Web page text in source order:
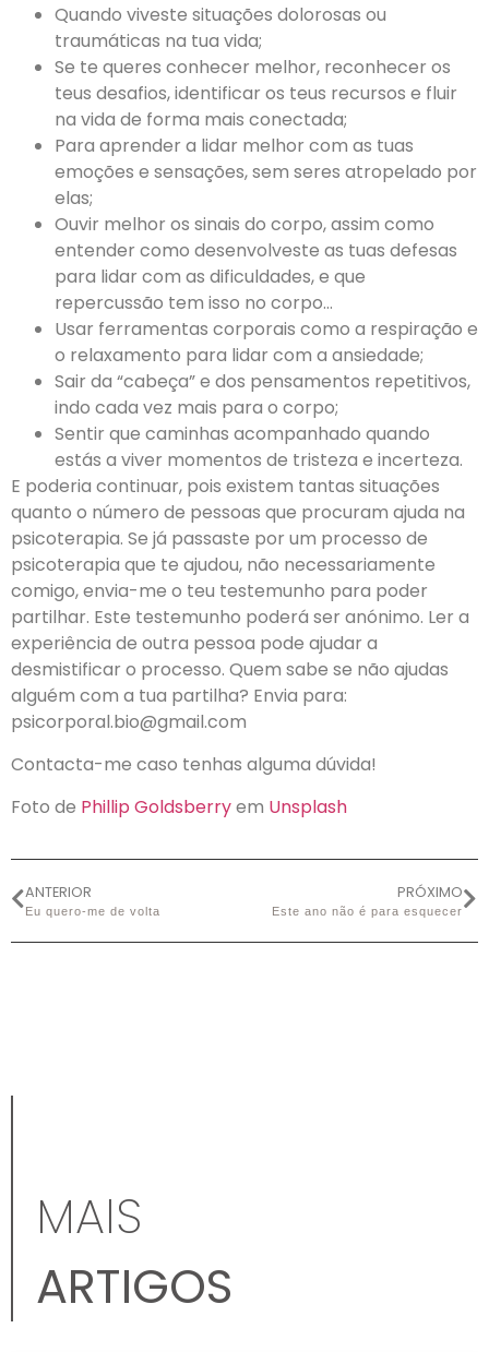
Quando viveste situações dolorosas ou
traumáticas na tua vida;
Se te queres conhecer melhor, reconhecer os
teus desafios, identificar os teus recursos e fluir
na vida de forma mais conectada;
Para aprender a lidar melhor com as tuas
emoções e sensações, sem seres atropelado por
elas;
Ouvir melhor os sinais do corpo, assim como
entender como desenvolveste as tuas defesas
para lidar com as dificuldades, e que
repercussão tem isso no corpo…
Usar ferramentas corporais como a respiração e
o relaxamento para lidar com a ansiedade;
Sair da “cabeça” e dos pensamentos repetitivos,
indo cada vez mais para o corpo;
Sentir que caminhas acompanhado quando
estás a viver momentos de tristeza e incerteza.
E poderia continuar, pois existem tantas situações
quanto o número de pessoas que procuram ajuda na
psicoterapia. Se já passaste por um processo de
psicoterapia que te ajudou, não necessariamente
comigo, envia-me o teu testemunho para poder
partilhar. Este testemunho poderá ser anónimo. Ler a
experiência de outra pessoa pode ajudar a
desmistificar o processo. Quem sabe se não ajudas
alguém com a tua partilha? Envia para:
psicorporal.bio@gmail.com
Contacta-me caso tenhas alguma dúvida!
Foto de Phillip Goldsberryem Unsplash
ANTERIOR
Eu quero-me de volta
PRÓXIMO
Este ano não é para esquecer
MAIS
ARTIGOS